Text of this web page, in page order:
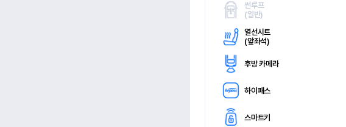
썬루프
(일반)
열선시트
(앞좌석)
후방 카메라
하이패스
스마트키